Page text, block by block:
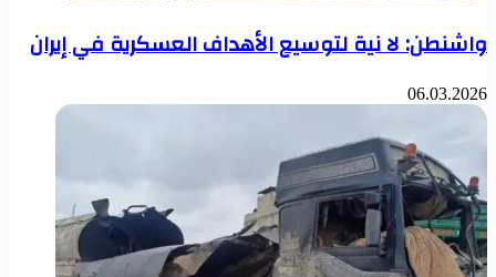
واشنطن: لا نية لتوسيع الأهداف العسكرية في إيران
06.03.2026